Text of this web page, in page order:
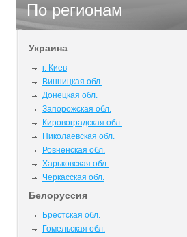
По регионам
Украина
г. Киев
Винницкая обл.
Донецкая обл.
Запорожская обл.
Кировоградская обл.
Николаевская обл.
Ровненская обл.
Харьковская обл.
Черкасская обл.
Белоруссия
Брестская обл.
Гомельская обл.